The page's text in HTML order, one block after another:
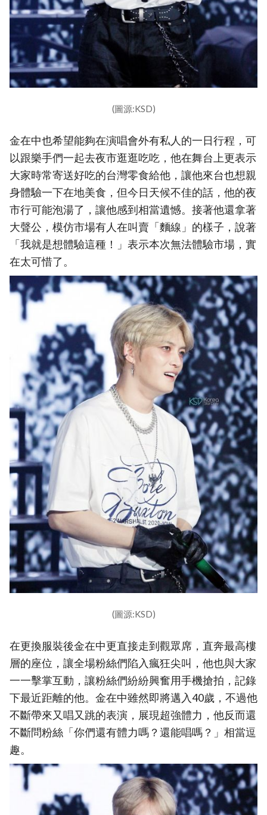
(圖源:KSD)
金在中也希望能夠在演唱會外有私人的一日行程，可
以跟樂手們一起去夜市逛逛吃吃，他在舞台上更表示
大家時常寄送好吃的台灣零食給他，讓他來台也想親
身體驗一下在地美食，但今日天候不佳的話，他的夜
市行可能泡湯了，讓他感到相當遺憾。接著他還拿著
大聲公，模仿市場有人在叫賣「麵線」的樣子，說著
「我就是想體驗這種！」表示本次無法體驗市場，實
在太可惜了。
(圖源:KSD)
在更換服裝後金在中更直接走到觀眾席，直奔最高樓
層的座位，讓全場粉絲們陷入瘋狂尖叫，他也與大家
一一擊掌互動，讓粉絲們紛紛興奮用手機搶拍，記錄
下最近距離的他。金在中雖然即將邁入40歲，不過他
不斷帶來又唱又跳的表演，展現超強體力，他反而還
不斷問粉絲「你們還有體力嗎？還能唱嗎？」相當逗
趣。